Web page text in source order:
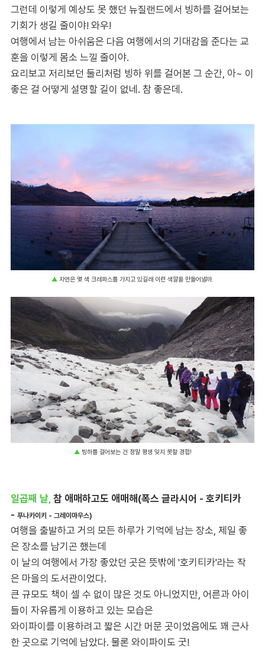
그런데 이렇게 예상도 못 했던 뉴질랜드에서 빙하를 걸어보는
기회가 생길 줄이야! 와우!
여행에서 남는 아쉬움은 다음 여행에서의 기대감을 준다는 교
훈을 이렇게 몸소 느낄 줄이야.
요리보고 저리보던 둘리처럼 빙하 위를 걸어본 그 순간, 아~ 이
좋은 걸 어떻게 설명할 길이 없네. 참 좋은데.
▲ 자연은 몇 색 크레파스를 가지고 있길래 이런 색깔을 만들어낼까.
▲ 빙하를 걸어보는 건 정말 평생 잊지 못할 경험!
일곱째 날, 참 애매하고도 애매해(폭스 글라시어 - 호키티카
- 푸나카이키 - 그레이마우스)
여행을 출발하고 거의 모든 하루가 기억에 남는 장소, 제일 좋
은 장소를 남기곤 했는데
이 날의 여행에서 가장 좋았던 곳은 뜻밖에 '호키티카'라는 작
은 마을의 도서관이었다.
큰 규모도 책이 셀 수 없이 많은 것도 아니었지만, 어른과 아이
들이 자유롭게 이용하고 있는 모습은
와이파이를 이용하려고 짧은 시간 머문 곳이었음에도 꽤 근사
한 곳으로 기억에 남았다. 물론 와이파이도 굿!